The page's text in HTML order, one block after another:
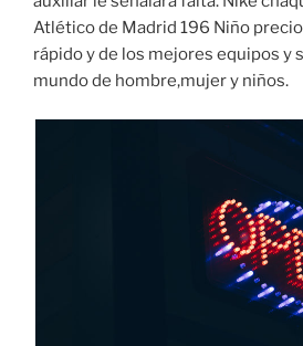
Atlético de Madrid 196 Niño
rápido y de los mejores equipos y
mundo de hombre,mujer y niños.